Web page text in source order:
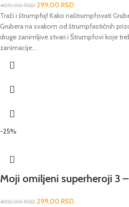
400,00RSD 299,00 RSD
Traži i štrumpfuj! Kako naštrumpfovati
Grubera na svakom od štrumpfastičnih
druge zanimljive stvari i Štrumpfovi koje
zanimacije...
-25%
Moji omiljeni superheroji 3
400,00RSD 299,00 RSD